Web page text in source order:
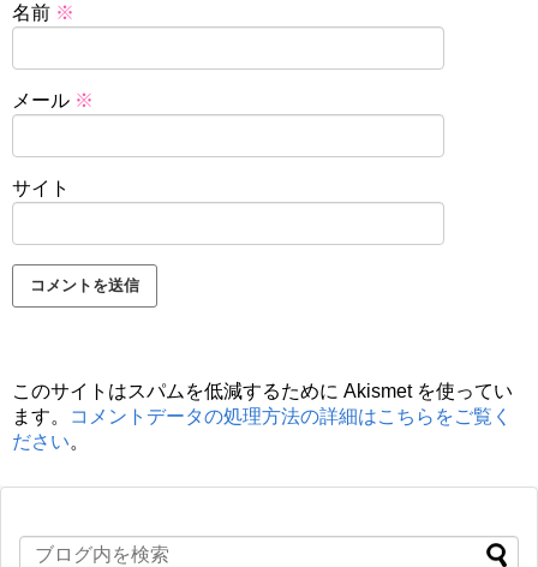
名前 ※
メール ※
サイト
このサイトはスパムを低減するために Akismet を使ってい
ます。
コメントデータの処理方法の詳細はこちらをご覧く
ださい。